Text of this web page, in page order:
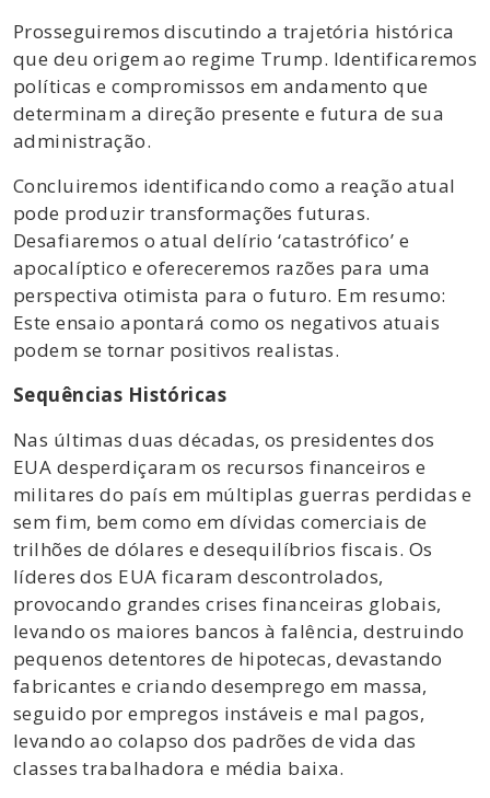
Prosseguiremos discutindo a trajetória histórica
que deu origem ao regime Trump. Identificaremos
políticas e compromissos em andamento que
determinam a direção presente e futura de sua
administração.
Concluiremos identificando como a reação atual
pode produzir transformações futuras.
Desafiaremos o atual delírio ‘catastrófico’ e
apocalíptico e ofereceremos razões para uma
perspectiva otimista para o futuro. Em resumo:
Este ensaio apontará como os negativos atuais
podem se tornar positivos realistas.
Sequências Históricas
Nas últimas duas décadas, os presidentes dos
EUA desperdiçaram os recursos financeiros e
militares do país em múltiplas guerras perdidas e
sem fim, bem como em dívidas comerciais de
trilhões de dólares e desequilíbrios fiscais. Os
líderes dos EUA ficaram descontrolados,
provocando grandes crises financeiras globais,
levando os maiores bancos à falência, destruindo
pequenos detentores de hipotecas, devastando
fabricantes e criando desemprego em massa,
seguido por empregos instáveis ​​e mal pagos,
levando ao colapso dos padrões de vida das
classes trabalhadora e média baixa.